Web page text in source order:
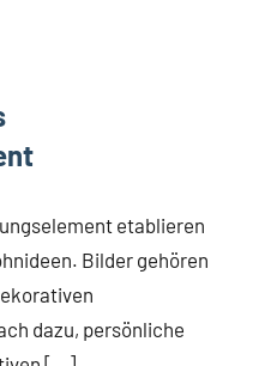
etablieren
Bilder gehören
dazu, persönliche